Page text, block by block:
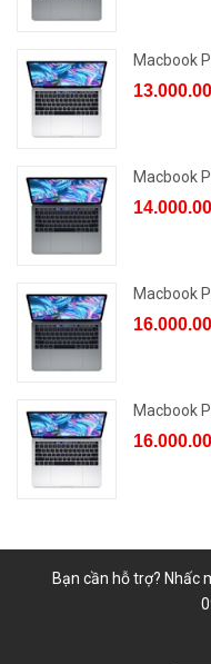
Macbook
Macbook
Macbook
Macbook
Bạn cần hỗ trợ? Nhấc